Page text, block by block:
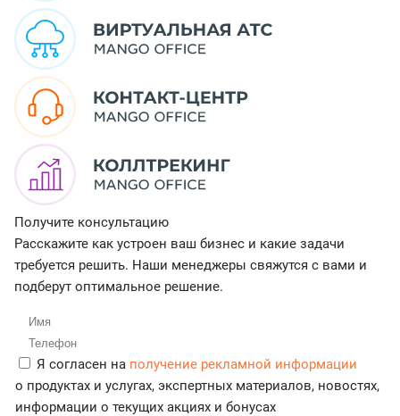
Получите консультацию
Расскажите как устроен ваш бизнес и какие задачи
требуется решить. Наши менеджеры свяжутся с вами и
подберут оптимальное решение.
Я согласен на получение рекламной информации
о продуктах и услугах, экспертных материалов, новостях,
информации о текущих акциях и бонусах